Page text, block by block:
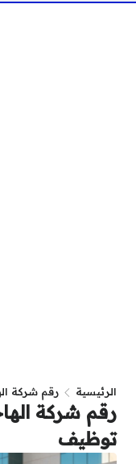
الرئيسية رقم شركة
رقم شركة
توظيف